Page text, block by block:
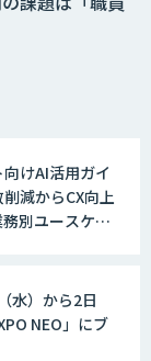
向けAI活用ガイ
減からCX向上
別ユースケー
水）から2日
NEO」にブ